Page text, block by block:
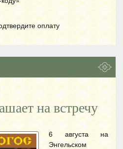
оплату
на встречу
6 августа на
Энгельском